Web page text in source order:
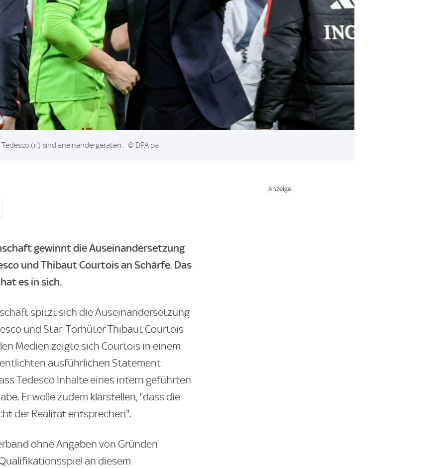
(r.) sind aneinandergeraten. © DPA pa
gewinnt die Auseinandersetzung
und Thibaut Courtois an Schärfe. Das
es in sich.
spitzt sich die Auseinandersetzung
und Star-Torhüter Thibaut Courtois
Medien zeigte sich Courtois in einem
ausführlichen Statement
Tedesco Inhalte eines intern geführten
Er wolle zudem klarstellen, "dass die
der Realität entsprechen".
ohne Angaben von Gründen
an diesem